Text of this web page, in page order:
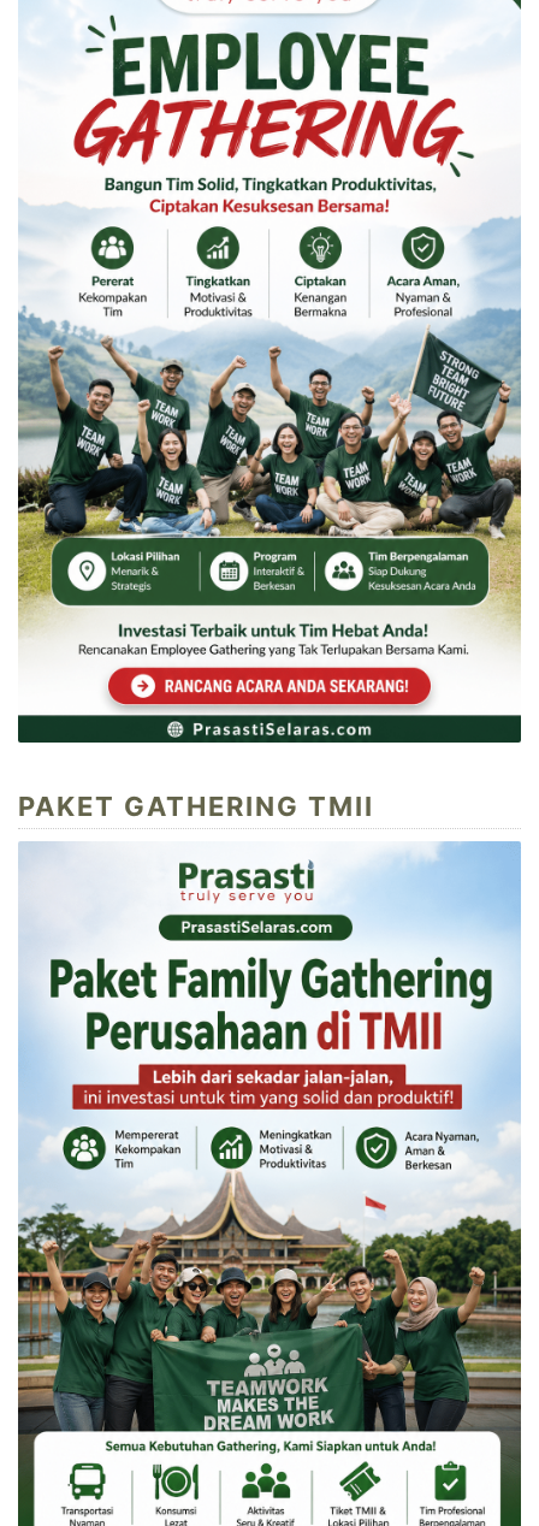
PAKET GATHERING TMII